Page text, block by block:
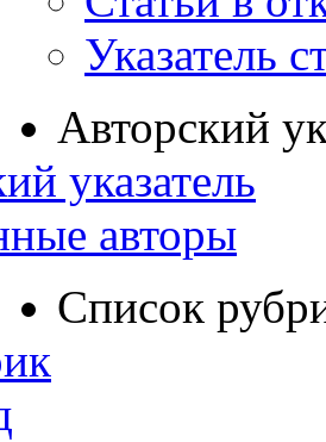
Указатель
Авторский
указатель
авторы
Список